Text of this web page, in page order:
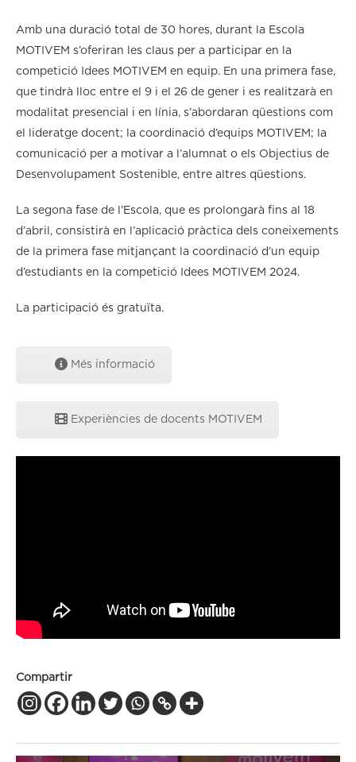
Amb una duració total de 30 hores, durant la Escola
MOTIVEM s’oferiran les claus per a participar en la
competició Idees MOTIVEM en equip. En una primera fase,
que tindrà lloc entre el 9 i el 26 de gener i es realitzarà en
modalitat presencial i en línia, s’abordaran qüestions com
el lideratge docent; la coordinació d’equips MOTIVEM; la
comunicació per a motivar a l’alumnat o els Objectius de
Desenvolupament Sostenible, entre altres qüestions.
La segona fase de l’Escola, que es prolongarà fins al 18
d’abril, consistirà en l’aplicació pràctica dels coneixements
de la primera fase mitjançant la coordinació d’un equip
d’estudiants en la competició Idees MOTIVEM 2024.
La participació és gratuïta.
Més informació
Experiències de docents MOTIVEM
Compartir